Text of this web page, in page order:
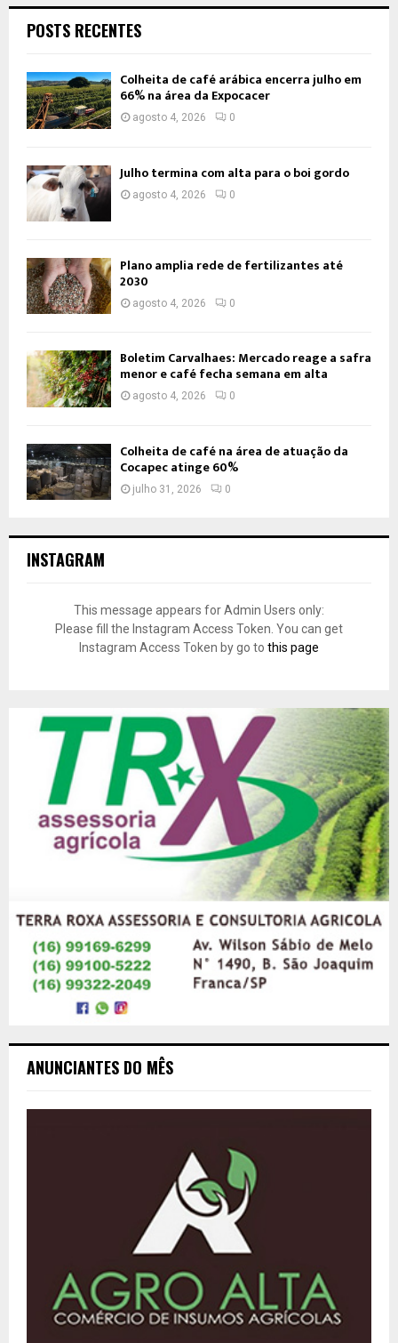
POSTS RECENTES
Colheita de café arábica encerra julho em
66% na área da Expocacer
agosto 4, 2026 0
Julho termina com alta para o boi gordo
agosto 4, 2026 0
Plano amplia rede de fertilizantes até
2030
agosto 4, 2026 0
Boletim Carvalhaes: Mercado reage a safra
menor e café fecha semana em alta
agosto 4, 2026 0
Colheita de café na área de atuação da
Cocapec atinge 60%
julho 31, 2026 0
INSTAGRAM
This message appears for Admin Users only:
Please fill the Instagram Access Token. You can get
Instagram Access Token by go to this page
ANUNCIANTES DO MÊS